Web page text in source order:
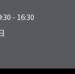
- 16:30